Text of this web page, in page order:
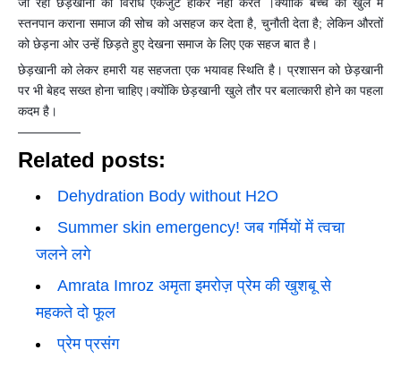
स्तनपान कराना समाज की सोच को असहज कर देता है, चुनौती देता है; लेकिन औरतों
को छेड़ना ओर उन्हें छिड़ते हुए देखना समाज के लिए एक सहज बात है।
छेड़खानी को लेकर हमारी यह सहजता एक भयावह स्थिति है। प्रशासन को छेड़खानी
पर भी बेहद सख्त होना चाहिए।क्योंकि छेड़खानी खुले तौर पर बलात्कारी होने का पहला
कदम है।
—————
Related posts:
Dehydration Body without H2O
Summer skin emergency! जब गर्मियों में त्वचा
जलने लगे
Amrata Imroz अमृता इमरोज़ प्रेम की खुशबू से
महकते दो फूल
प्रेम प्रसंग